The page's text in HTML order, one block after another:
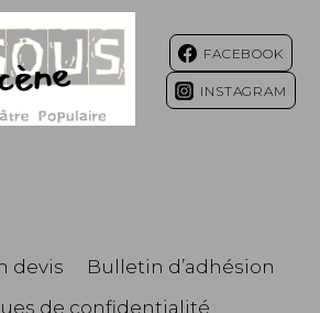
FACEBOOK
INSTAGRAM
devis
Bulletin d’adhésion
de confidentialité